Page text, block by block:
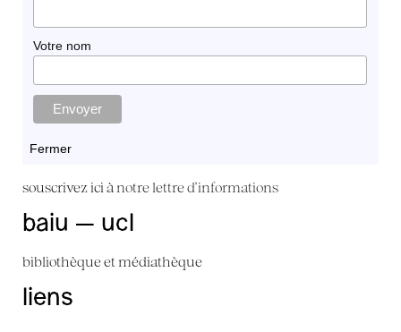
Votre nom
Fermer
souscrivez ici à notre lettre d'informations
baiu — ucl
bibliothèque et médiathèque
liens